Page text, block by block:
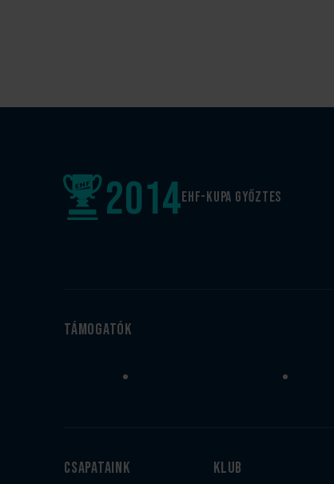
EHF-Kupa győztes
2014
Támogatók
Csapataink Klub